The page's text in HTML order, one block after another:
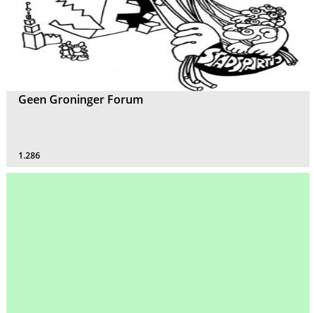
Geen Groninger Forum
1.286